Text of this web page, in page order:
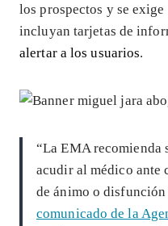
los prospectos y se
incluyan tarjetas de
alertar a los usuarios.
“La EMA recomienda
acudir al médico ante
de ánimo o
comunicado de la